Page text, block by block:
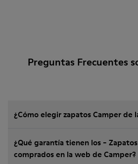
Preguntas Frecuentes
¿Cómo elegir zapatos Camper de
¿Qué garantía tienen los - Zapatos para Mujer
comprados en la web de Camper?